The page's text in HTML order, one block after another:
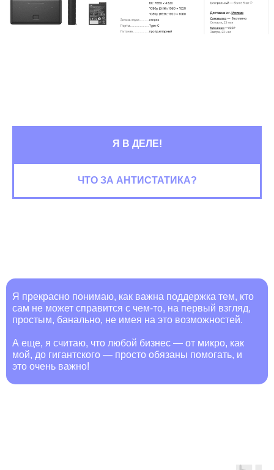
Я В ДЕЛЕ!
ЧТО ЗА АНТИСТАТИКА?
Я прекрасно понимаю, как важна поддержка тем, кто
сам не может справится с чем-то, на первый взгляд,
простым, банально, не имея на это возможностей.
А еще, я считаю, что любой бизнес — от микро, как
мой, до гигантского — просто обязаны помогать, и
это очень важно!